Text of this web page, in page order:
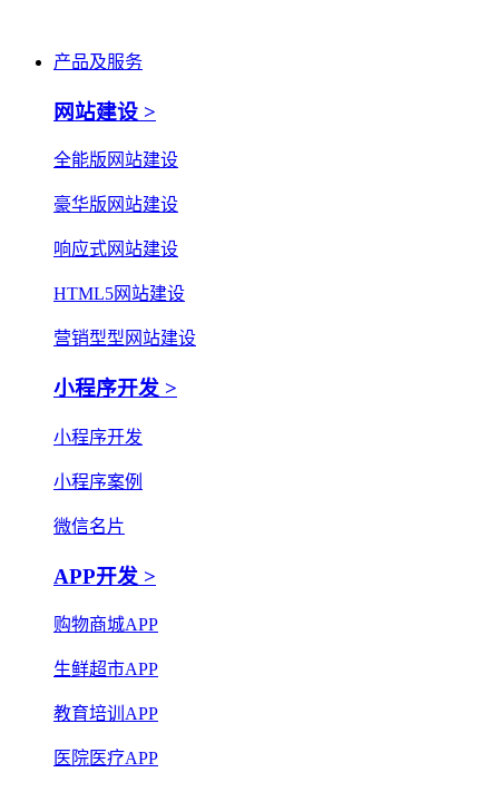
产品及服务
网站建设 >
全能版网站建设
豪华版网站建设
响应式网站建设
HTML5网站建设
营销型型网站建设
小程序开发 >
小程序开发
小程序案例
微信名片
APP开发 >
购物商城APP
生鲜超市APP
教育培训APP
医院医疗APP